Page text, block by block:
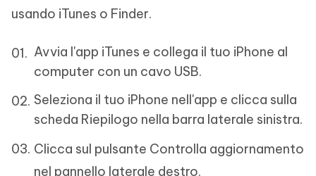
usando iTunes o Finder.
Avvia l'app iTunes e collega il tuo iPhone al
computer con un cavo USB.
Seleziona il tuo iPhone nell'app e clicca sulla
scheda Riepilogo nella barra laterale sinistra.
Clicca sul pulsante Controlla aggiornamento
nel pannello laterale destro.